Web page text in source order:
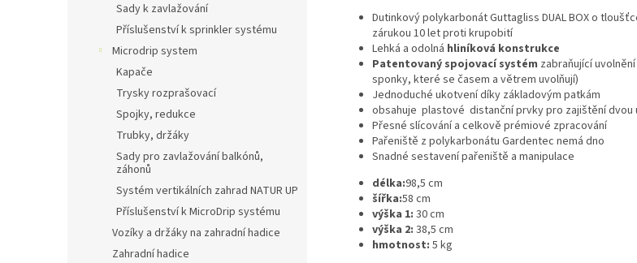
Sady k zavlažování
Příslušenství k sprinkler systému
Microdrip system
Kapače
Trysky rozprašovací
Spojky, redukce
Trubky, držáky
Sady pro zavlažování balkónů,
záhonů
Systém vertikálních zahrad NATUR UP
Příslušenství k MicroDrip systému
Vozíky a držáky na zahradní hadice
Zahradní hadice
Dutinkový polykarbonát Guttagliss DUAL BOX o
zárukou 10 let proti krupobití
Lehká a odolná hliníková konstrukce
Patentovaný spojovací systém zabraňující
sponky, které se časem a větrem uvolňují)
Jednoduché ukotvení díky základovým patkám
obsahuje plastové distanční prvky pro zajištění
Přesné slícování a celkově prémiové zpracování
Pařeniště z polykarbonátu Gardentec nemá dno
Snadné sestavení pařeniště a manipulace
délka:98,5 cm
šířka:58 cm
výška 1: 30 cm
výška 2: 38,5 cm
hmotnost: 5 kg